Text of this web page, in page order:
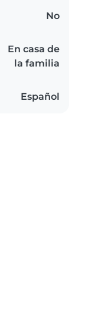
No
En casa de
la familia
Español